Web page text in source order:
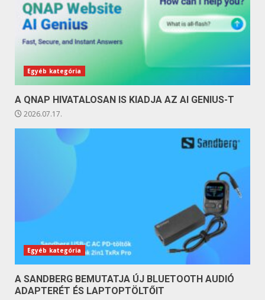
Egyéb kategória
A QNAP HIVATALOSAN IS KIADJA AZ AI GENIUS-T
2026.07.17.
Egyéb kategória
A SANDBERG BEMUTATJA ÚJ BLUETOOTH AUDIÓ
ADAPTERÉT ÉS LAPTOPTÖLTŐIT